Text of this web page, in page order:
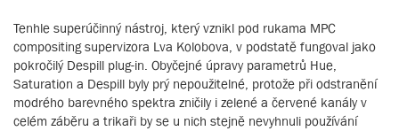
Tenhle superúčinný nástroj, který vznikl pod rukama MPC
compositing supervizora Lva Kolobova, v podstatě fungoval jako
pokročilý Despill plug-in. Obyčejné úpravy parametrů Hue,
Saturation a Despill byly prý nepoužitelné, protože při odstranění
modrého barevného spektra zničily i zelené a červené kanály v
celém záběru a trikaři by se u nich stejně nevyhnuli používání